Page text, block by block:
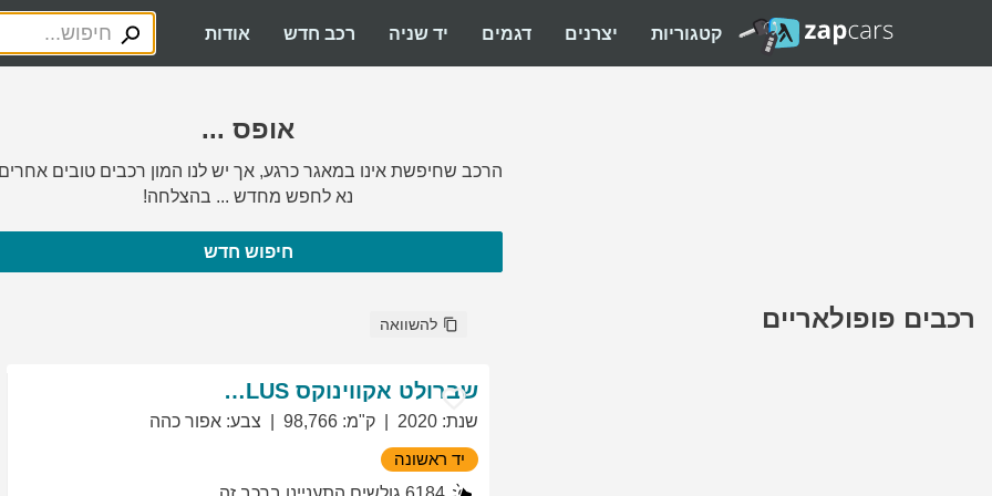
קטגוריות יצרנים דגמים יד שניה רכב חדש אודות
אופס ...
הרכב שחיפשת אינו במאגר כרגע, אך יש לנו המון רכבים טובים
נא לחפש מחדש ... בהצלחה!
חיפוש חדש
רכבים פופולאריים להשוואה
שברולט אקווינוקס LT PLUS
שנת:
2020 ק"מ:
98,766 צבע: אפור כהה
יד ראשונה